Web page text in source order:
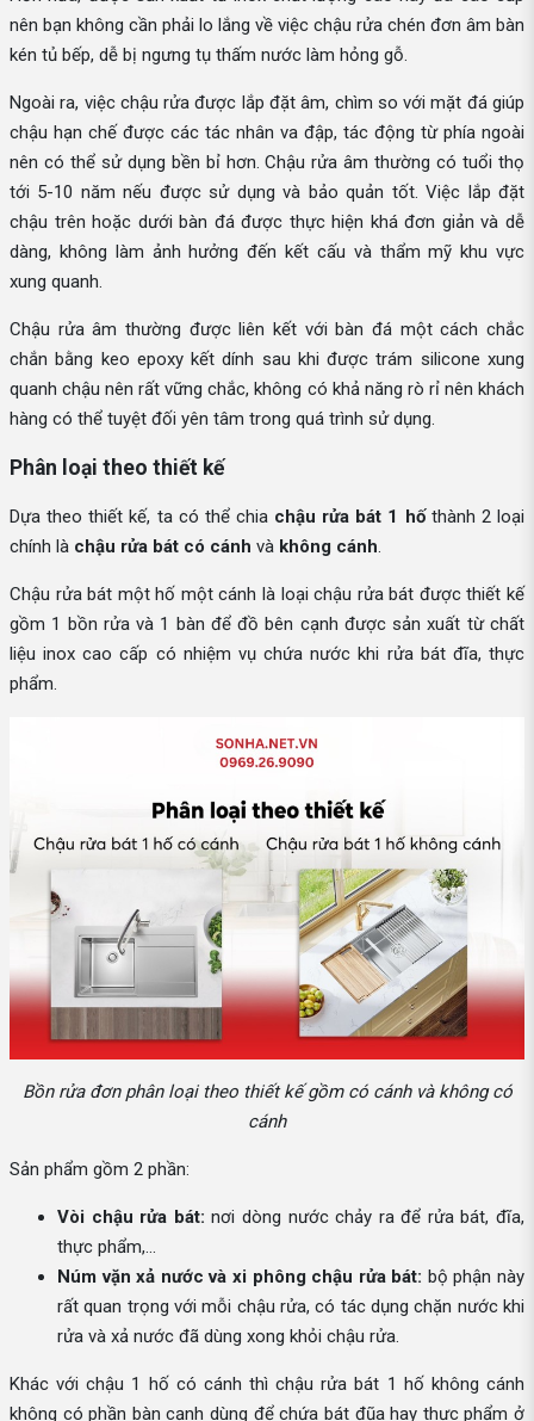
nên bạn không cần phải lo lắng về việc chậu rửa chén đơn âm bàn
kén tủ bếp, dễ bị ngưng tụ thấm nước làm hỏng gỗ.
Ngoài ra, việc chậu rửa được lắp đặt âm, chìm so với mặt đá giúp
chậu hạn chế được các tác nhân va đập, tác động từ phía ngoài
nên có thể sử dụng bền bỉ hơn. Chậu rửa âm thường có tuổi thọ
tới 5-10 năm nếu được sử dụng và bảo quản tốt. Việc lắp đặt
chậu trên hoặc dưới bàn đá được thực hiện khá đơn giản và dễ
dàng, không làm ảnh hưởng đến kết cấu và thẩm mỹ khu vực
xung quanh.
Chậu rửa âm thường được liên kết với bàn đá một cách chắc
chắn bằng keo epoxy kết dính sau khi được trám silicone xung
quanh chậu nên rất vững chắc, không có khả năng rò rỉ nên khách
hàng có thể tuyệt đối yên tâm trong quá trình sử dụng.
Phân loại theo thiết kế
Dựa theo thiết kế, ta có thể chia chậu rửa bát 1 hốthành 2 loại
chính là chậu rửa bát có cánh và không cánh
Chậu rửa bát một hố một cánh là loại chậu rửa bát được thiết kế
gồm 1 bồn rửa và 1 bàn để đồ bên cạnh được sản xuất từ chất
liệu inox cao cấp có nhiệm vụ chứa nước khi rửa bát đĩa, thực
phẩm.
Bồn rửa đơn phân loại theo thiết kế gồm có cánh và không có
cánh
Sản phẩm gồm 2 phần:
Vòi chậu rửa bát: nơi dòng nước chảy ra để rửa bát, đĩa,
thực phẩm,...
Núm vặn xả nước và xi phông chậu rửa bát: bộ phận này
rất quan trọng với mỗi chậu rửa, có tác dụng chặn nước khi
rửa và xả nước đã dùng xong khỏi chậu rửa.
Khác với chậu 1 hố có cánh thì chậu rửa bát 1 hố không cánh
không có phần bàn cạnh dùng để chứa bát đũa hay thực phẩm ở